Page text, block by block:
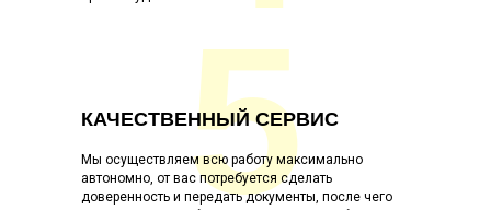
5
Мы осуществляем всю работу максимально
автономно, от вас потребуется сделать
доверенность и передать документы, после чего
КАЧЕСТВЕННЫЙ СЕРВИС